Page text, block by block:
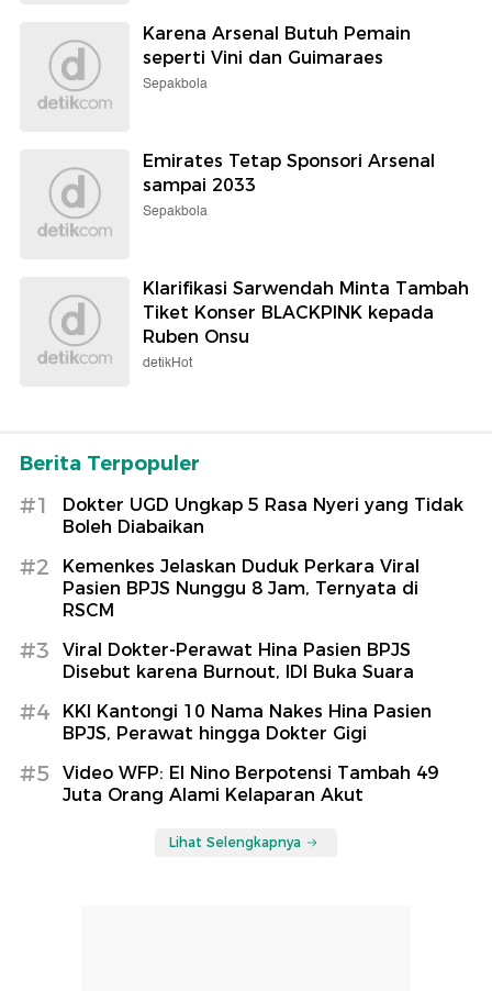
Karena Arsenal Butuh Pemain
seperti Vini dan Guimaraes
Sepakbola
Emirates Tetap Sponsori Arsenal
sampai 2033
Sepakbola
Klarifikasi Sarwendah Minta Tambah
Tiket Konser BLACKPINK kepada
Ruben Onsu
detikHot
Berita Terpopuler
#1
Dokter UGD Ungkap 5 Rasa Nyeri yang Tidak
Boleh Diabaikan
#2
Kemenkes Jelaskan Duduk Perkara Viral
Pasien BPJS Nunggu 8 Jam, Ternyata di
RSCM
#3
Viral Dokter-Perawat Hina Pasien BPJS
Disebut karena Burnout, IDI Buka Suara
#4
KKI Kantongi 10 Nama Nakes Hina Pasien
BPJS, Perawat hingga Dokter Gigi
#5
Video WFP: El Nino Berpotensi Tambah 49
Juta Orang Alami Kelaparan Akut
Lihat Selengkapnya